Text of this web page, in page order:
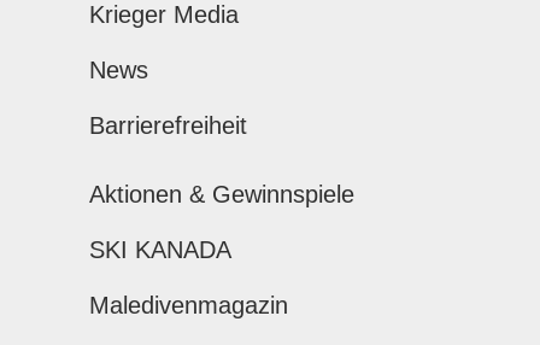
Krieger Media
News
Barrierefreiheit
Aktionen & Gewinnspiele
SKI KANADA
Maledivenmagazin